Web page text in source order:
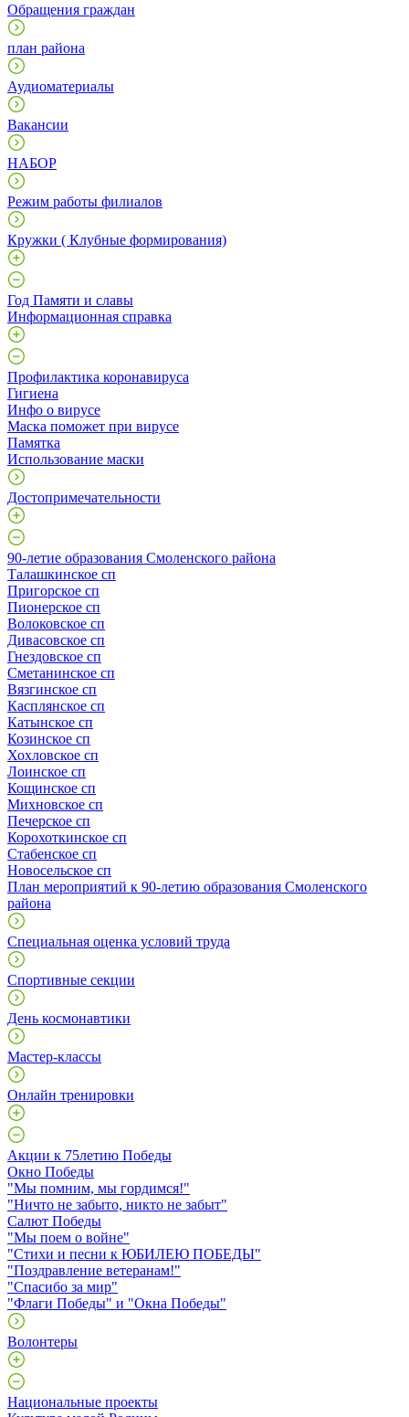
Обращения граждан
план района
Аудиоматериалы
Вакансии
НАБОР
Режим работы филиалов
Кружки ( Клубные формирования)
Год Памяти и славы
Информационная справка
Профилактика коронавируса
Гигиена
Инфо о вирусе
Маска поможет при вирусе
Памятка
Использование маски
Достопримечательности
90-летие образования Смоленского района
Талашкинское сп
Пригорское сп
Пионерское сп
Волоковское сп
Дивасовское сп
Гнездовское сп
Сметанинское сп
Вязгинское сп
Касплянское сп
Катынское сп
Козинское сп
Хохловское сп
Лоинское сп
Кощинское сп
Михновское сп
Печерское сп
Корохоткинское сп
Стабенское сп
Новосельское сп
План мероприятий к 90-летию образования Смоленского
района
Специальная оценка условий труда
Спортивные секции
День космонавтики
Мастер-классы
Онлайн тренировки
Акции к 75летию Победы
Окно Победы
"Мы помним, мы гордимся!"
"Ничто не забыто, никто не забыт"
Салют Победы
"Мы поем о войне"
"Стихи и песни к ЮБИЛЕЮ ПОБЕДЫ"
"Поздравление ветеранам!"
"Спасибо за мир"
"Флаги Победы" и "Окна Победы"
Волонтеры
Национальные проекты